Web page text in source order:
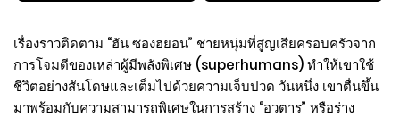
เรื่องราวติดตาม “ฮัน ซองฮยอน” ชายหนุ่มที่สูญเสียครอบครัวจาก
การโจมตีของเหล่าผู้มีพลังพิเศษ (superhumans) ทำให้เขาใช้
ชีวิตอย่างสันโดษและเต็มไปด้วยความเจ็บปวด วันหนึ่ง เขาตื่นขึ้น
มาพร้อมกับความสามารถพิเศษในการสร้าง “อวตาร” หรือร่าง